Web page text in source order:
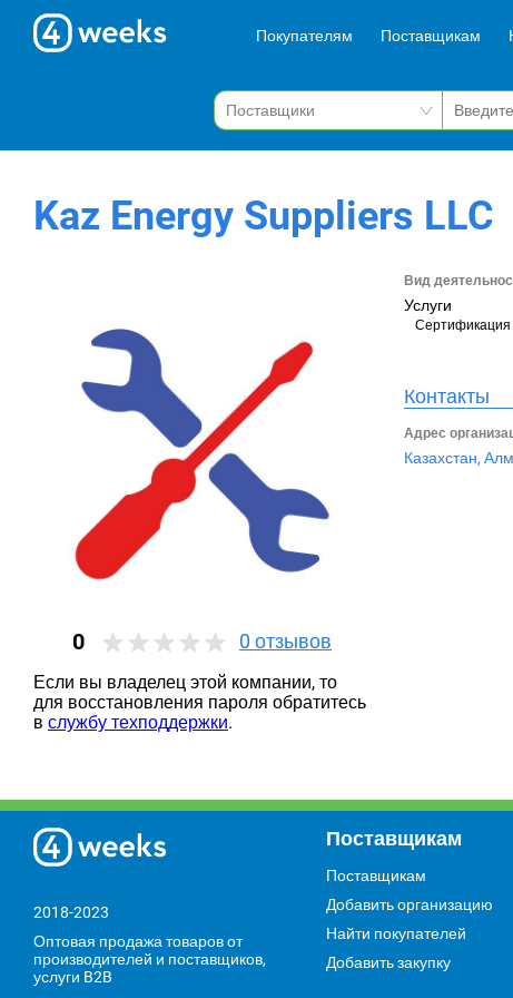
Покупателям Поставщикам
Kaz Energy Suppliers LLC
0 0 отзывов
Если вы владелец этой компании, то
для восстановления пароля обратитесь
в службу техподдержки.
Вид
Услуги
Сертификация
Контакты
Адрес
Казахстан,
2018-2023
Оптовая продажа товаров от
производителей и поставщиков,
услуги B2B
Поставщикам
Поставщикам
Добавить организацию
Найти покупателей
Добавить закупку